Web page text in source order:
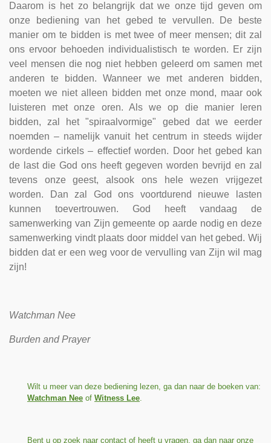
Daarom is het zo belangrijk dat we onze tijd geven om
onze bediening van het gebed te vervullen. De beste
manier om te bidden is met twee of meer mensen; dit zal
ons ervoor behoeden individualistisch te worden. Er zijn
veel mensen die nog niet hebben geleerd om samen met
anderen te bidden. Wanneer we met anderen bidden,
moeten we niet alleen bidden met onze mond, maar ook
luisteren met onze oren. Als we op die manier leren
bidden, zal het "spiraalvormige" gebed dat we eerder
noemden – namelijk vanuit het centrum in steeds wijder
wordende cirkels – effectief worden. Door het gebed kan
de last die God ons heeft gegeven worden bevrijd en zal
tevens onze geest, alsook ons hele wezen vrijgezet
worden. Dan zal God ons voortdurend nieuwe lasten
kunnen toevertrouwen. God heeft vandaag de
samenwerking van Zijn gemeente op aarde nodig en deze
samenwerking vindt plaats door middel van het gebed. Wij
bidden dat er een weg voor de vervulling van Zijn wil mag
zijn!
Watchman Nee
Burden and Prayer
Wilt u meer van deze bediening lezen, ga dan naar de boeken van:
Watchman Nee of Witness Lee.
Bent u op zoek naar contact of heeft u vragen, ga dan naar onze